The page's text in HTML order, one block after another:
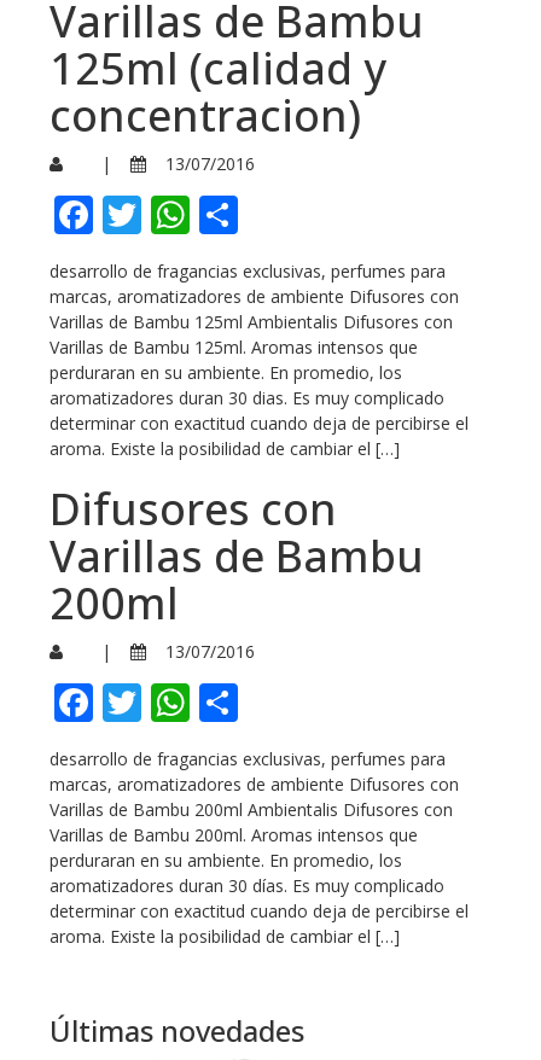
Varillas de Bambu
125ml (calidad y
concentracion)
| 13/07/2016
Facebook
TwitterWhatsApp
desarrollo de fragancias exclusivas, perfumes para
marcas, aromatizadores de ambiente Difusores con
Varillas de Bambu 125ml Ambientalis Difusores con
Varillas de Bambu 125ml. Aromas intensos que
perduraran en su ambiente. En promedio, los
aromatizadores duran 30 dias. Es muy complicado
determinar con exactitud cuando deja de percibirse el
aroma. Existe la posibilidad de cambiar el […]
Difusores con
Varillas de Bambu
200ml
| 13/07/2016
Facebook
TwitterWhatsApp
desarrollo de fragancias exclusivas, perfumes para
marcas, aromatizadores de ambiente Difusores con
Varillas de Bambu 200ml Ambientalis Difusores con
Varillas de Bambu 200ml. Aromas intensos que
perduraran en su ambiente. En promedio, los
aromatizadores duran 30 días. Es muy complicado
determinar con exactitud cuando deja de percibirse el
aroma. Existe la posibilidad de cambiar el […]
Últimas novedades